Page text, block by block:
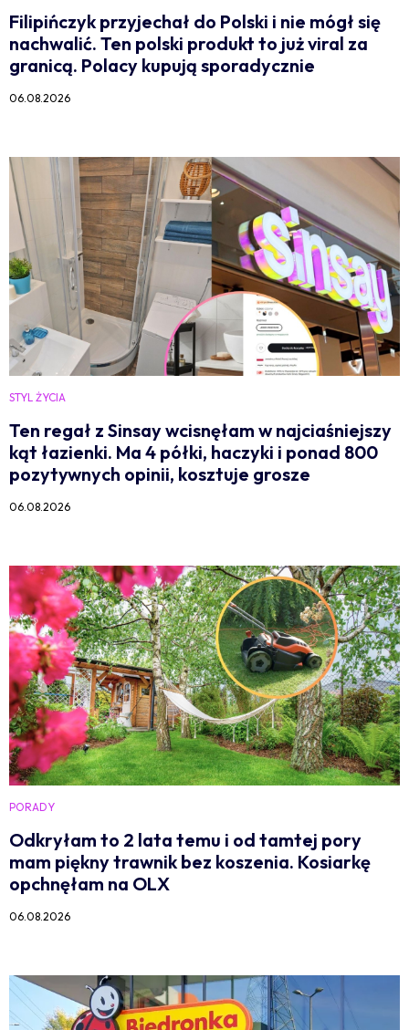
Filipińczyk przyjechał do Polski i nie mógł się
nachwalić. Ten polski produkt to już viral za
granicą. Polacy kupują sporadycznie
06.08.2026
STYL ŻYCIA
Ten regał z Sinsay wcisnęłam w najciaśniejszy
kąt łazienki. Ma 4 półki, haczyki i ponad 800
pozytywnych opinii, kosztuje grosze
06.08.2026
PORADY
Odkryłam to 2 lata temu i od tamtej pory
mam piękny trawnik bez koszenia. Kosiarkę
opchnęłam na OLX
06.08.2026